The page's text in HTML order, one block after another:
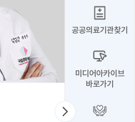
공공의료기관찾기
미디어아카이브
바로가기